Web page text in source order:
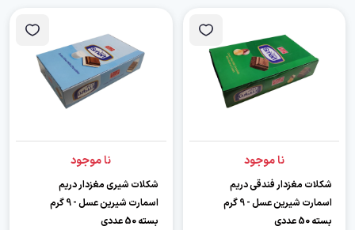
نا موجود
شکلات مغزدار فندقی دریم
اسمارت شیرین عسل - 9 گرم
بسته 50 عددی
نا موجود
شکلات شیری مغزدار دریم
اسمارت شیرین عسل - 9 گرم
بسته 50 عددی